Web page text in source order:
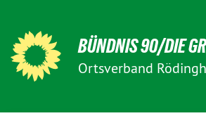
BÜNDNIS 90/DIE
Ortsverband